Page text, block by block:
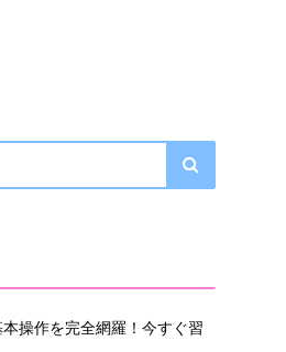
操作を完全網羅！今すぐ習